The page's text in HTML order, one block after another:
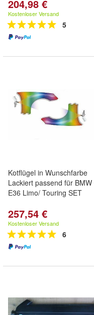
204,98 €
Kostenloser Versand
5
Kotflügel in Wunschfarbe
Lackiert passend für
E36 Limo/ Touring SET
257,54 €
Kostenloser Versand
6